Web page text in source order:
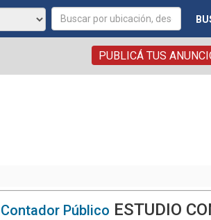
PUBLICÁ TUS
Contador Público ESTUDIO CONTABLE -